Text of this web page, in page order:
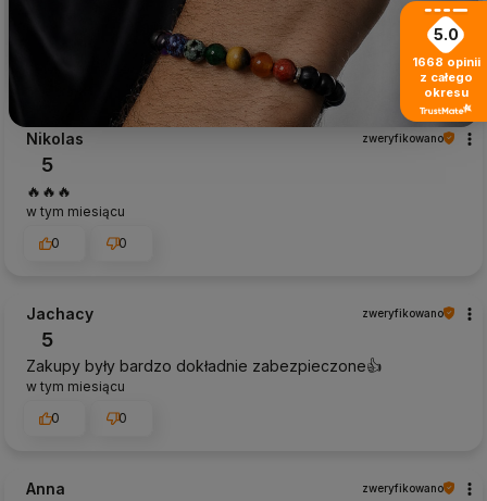
Nikolas zweryfikowano
5
🔥🔥🔥
w tym miesiącu
0
0
Jachacy zweryfikowano
5
Zakupy były bardzo dokładnie zabezpieczone👍️
w tym miesiącu
0
0
Anna zweryfikowano
5.0
1668 opinii
z całego
okresu